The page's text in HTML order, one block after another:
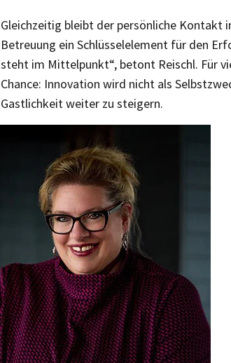
Gleichzeitig bleibt der persönliche Kontakt
Betreuung ein Schlüsselelement für den
steht im Mittelpunkt“, betont Reischl. Für
Chance: Innovation wird nicht als
Gastlichkeit weiter zu steigern.